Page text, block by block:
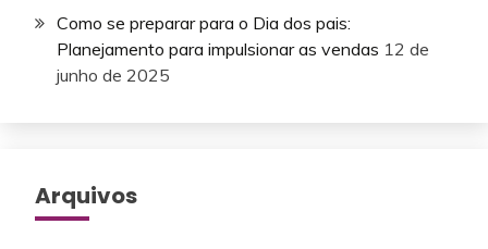
Como se preparar para o Dia dos pais:
Planejamento para impulsionar as vendas 12 de
junho de 2025
Arquivos